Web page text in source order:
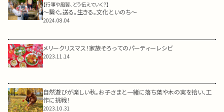
【行事や風習、どう伝えていく？】
～繋ぐ。送る。生きる。文化といのち～
2024.08.04
メリークリスマス！家族そろってのパーティーレシピ
2023.11.14
自然遊びが楽しい秋。お子さまと一緒に落ち葉や木の実を拾い、工
作に挑戦！
2023.10.31